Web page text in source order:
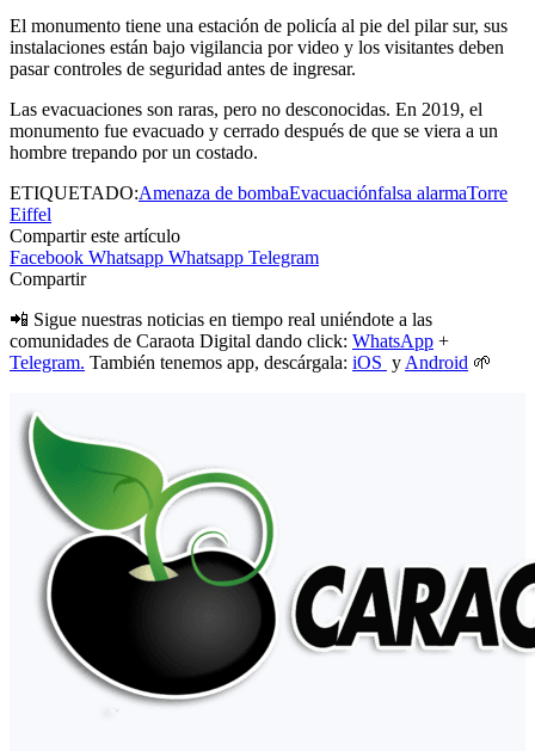
El monumento tiene una estación de policía al pie del pilar sur, sus
instalaciones están bajo vigilancia por video y los visitantes deben
pasar controles de seguridad antes de ingresar.
Las evacuaciones son raras, pero no desconocidas. En 2019, el
monumento fue evacuado y cerrado después de que se viera a un
hombre trepando por un costado.
ETIQUETADO:Amenaza de bombaEvacuaciónfalsa alarmaTorre
Eiffel
Compartir este artículo
Facebook Whatsapp Whatsapp Telegram
Compartir
📲 Sigue nuestras noticias en tiempo real uniéndote a las
comunidades de Caraota Digital dando click: WhatsApp +
Telegram. También tenemos app, descárgala: iOS y Android 🌱